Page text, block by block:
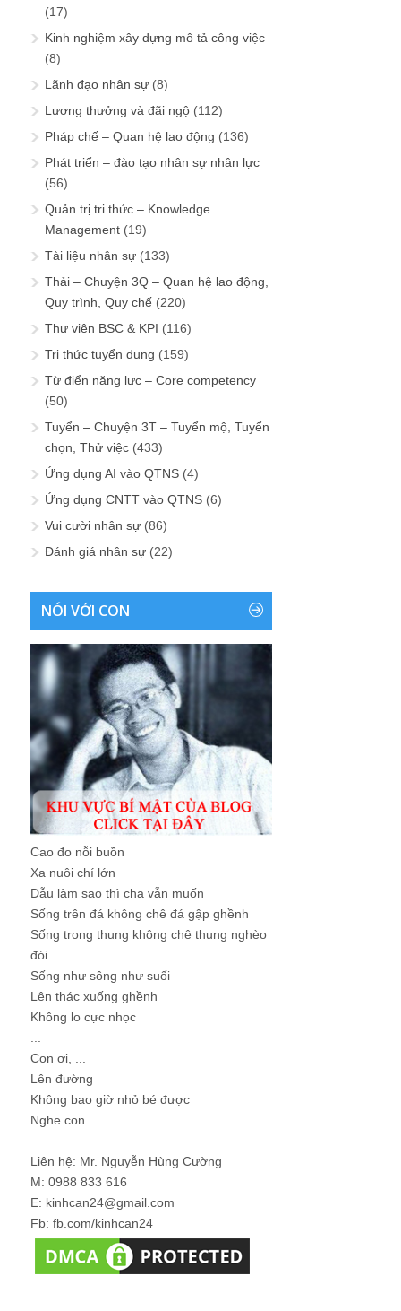
(17)
Kinh nghiệm xây dựng mô tả công việc
(8)
Lãnh đạo nhân sự (8)
Lương thưởng và đãi ngộ (112)
Pháp chế – Quan hệ lao động (136)
Phát triển – đào tạo nhân sự nhân lực
(56)
Quản trị tri thức – Knowledge
Management (19)
Tài liệu nhân sự (133)
Thải – Chuyện 3Q – Quan hệ lao động,
Quy trình, Quy chế (220)
Thư viện BSC & KPI (116)
Tri thức tuyển dụng (159)
Từ điển năng lực – Core competency
(50)
Tuyển – Chuyện 3T – Tuyển mộ, Tuyển
chọn, Thử việc (433)
Ứng dụng AI vào QTNS (4)
Ứng dụng CNTT vào QTNS (6)
Vui cười nhân sự (86)
Đánh giá nhân sự (22)
NÓI VỚI CON
Cao đo nỗi buồn
Xa nuôi chí lớn
Dẫu làm sao thì cha vẫn muốn
Sống trên đá không chê đá gập ghềnh
Sống trong thung không chê thung nghèo
đói
Sống như sông như suối
Lên thác xuống ghềnh
Không lo cực nhọc
Con ơi, ...
Lên đường
Không bao giờ nhỏ bé được
Nghe con.
Liên hệ: Mr. Nguyễn Hùng Cường
M: 0988 833 616
E: kinhcan24@gmail.com
Fb: fb.com/kinhcan24